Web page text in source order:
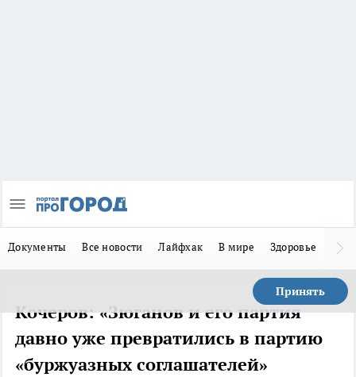
Документы Все новости Лайфхак В мире Здоровье
Принять
Кочеров: «Зюганов и его партия
давно уже превратились в партию
«буржуазных соглашателей»